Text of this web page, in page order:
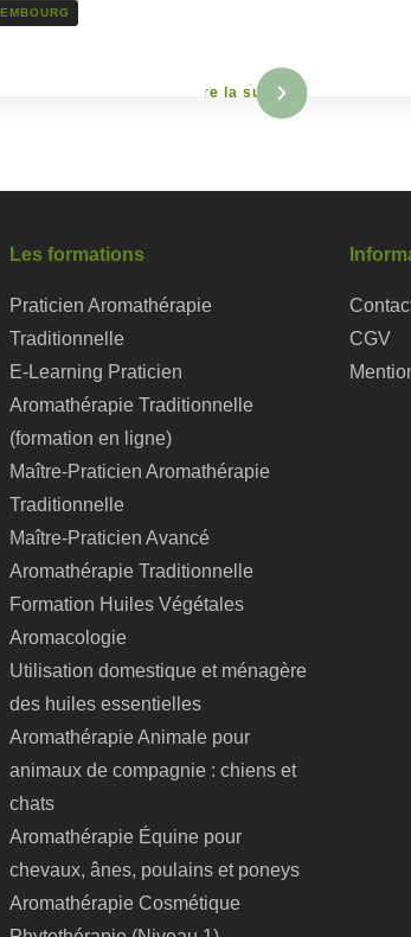
Lire la suite
Les formations
Praticien Aromathérapie
Traditionnelle
E-Learning Praticien
Aromathérapie Traditionnelle
(formation en ligne)
Maître-Praticien Aromathérapie
Traditionnelle
Maître-Praticien Avancé
Aromathérapie Traditionnelle
Formation Huiles Végétales
Aromacologie
Utilisation domestique et ménagère
des huiles essentielles
Aromathérapie Animale pour
animaux de compagnie : chiens et
chats
Aromathérapie Équine pour
chevaux, ânes, poulains et poneys
Aromathérapie Cosmétique
CGV